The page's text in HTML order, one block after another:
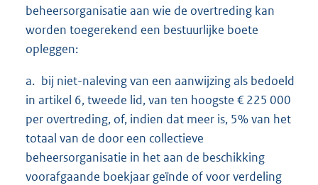
beheersorganisatie aan wie de overtreding kan
worden toegerekend een bestuurlijke boete
opleggen:
a. bij niet-naleving van een aanwijzing als bedoeld
in artikel 6, tweede lid, van ten hoogste € 225 000
per overtreding, of, indien dat meer is, 5% van het
totaal van de door een collectieve
beheersorganisatie in het aan de beschikking
voorafgaande boekjaar geïnde of voor verdeling